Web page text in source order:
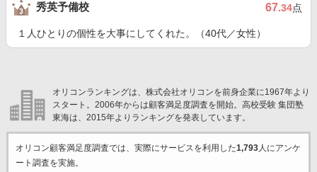
秀英予備校 67.34点
１人ひとりの個性を大事にしてくれた。（40代／女性）
オリコンランキングは、株式会社オリコンを前身企業に1967年より
スタート。2006年からは顧客満足度調査を開始。高校受験 集団塾
東海は、2015年よりランキングを発表しています。
オリコン顧客満足度調査では、実際にサービスを利用した1,793人にアンケ
ート調査を実施。